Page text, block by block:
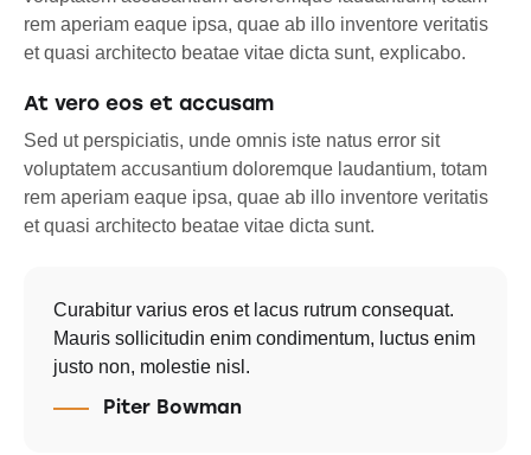
rem aperiam eaque ipsa, quae ab illo inventore veritatis
et quasi architecto beatae vitae dicta sunt, explicabo.
At vero eos et accusam
Sed ut perspiciatis, unde omnis iste natus error sit
voluptatem accusantium doloremque laudantium, totam
rem aperiam eaque ipsa, quae ab illo inventore veritatis
et quasi architecto beatae vitae dicta sunt.
Curabitur varius eros et lacus rutrum consequat.
Mauris sollicitudin enim condimentum, luctus enim
justo non, molestie nisl.
Piter Bowman